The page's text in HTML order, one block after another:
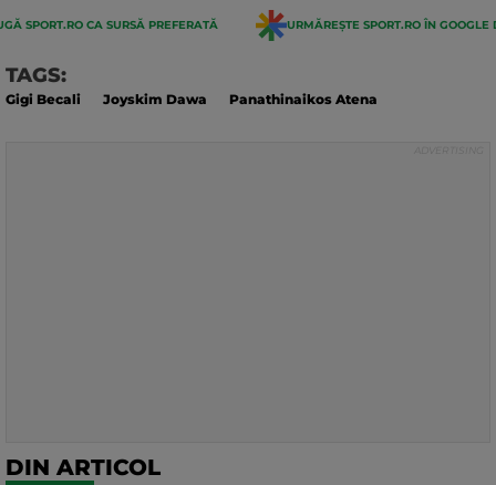
SPORT.RO CA SURSĂ PREFERATĂ URMĂREȘTE SPORT.RO ÎN GOOGLE
TAGS:
Gigi Becali Joyskim Dawa Panathinaikos Atena
DIN ARTICOL